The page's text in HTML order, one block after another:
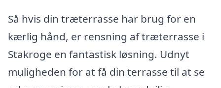
Så hvis din træterrasse har brug for en
kærlig hånd, er rensning af træterrasse i
Stakroge en fantastisk løsning. Udnyt
muligheden for at få din terrasse til at se